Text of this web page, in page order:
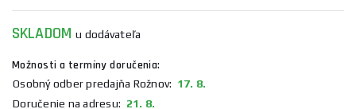
SKLADOMu dodávateľa
Možnosti a termíny doručenia:
Osobný odber predajňa Rožnov: 17. 8.
Doručenie na adresu: 21. 8.